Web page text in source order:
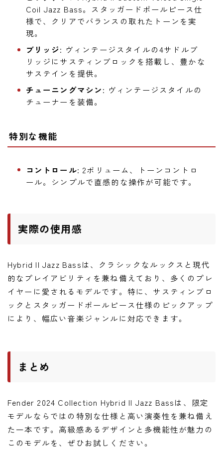
Coil Jazz Bass。スタッガードポールピース仕
様で、クリアでバランスの取れたトーンを実
現。
ブリッジ: ヴィンテージスタイルの4サドルブ
リッジにサスティンブロックを搭載し、豊かな
サステインを提供。
チューニングマシン: ヴィンテージスタイルの
チューナーを装備。
特別な機能
コントロール: 2ボリューム、トーンコントロ
ール。シンプルで直感的な操作が可能です。
実際の使用感
Hybrid II Jazz Bassは、クラシックなルックスと現代
的なプレイアビリティを兼ね備えており、多くのプレ
イヤーに愛されるモデルです。特に、サスティンブロ
ックとスタッガードポールピース仕様のピックアップ
により、幅広い音楽ジャンルに対応できます。
まとめ
Fender 2024 Collection Hybrid II Jazz Bassは、限定
モデルならではの特別な仕様と高い演奏性を兼ね備え
た一本です。高級感あるデザインと多機能性が魅力の
このモデルを、ぜひお試しください。